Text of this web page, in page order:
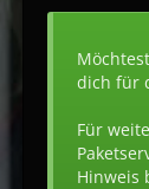
dich für
Für
Hinweis